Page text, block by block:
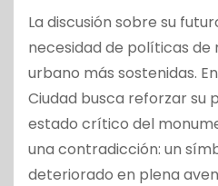
La discusión sobre su
necesidad de políticas
urbano más sostenidas.
Ciudad busca reforzar su
estado crítico del
una contradicción: un
deteriorado en plena